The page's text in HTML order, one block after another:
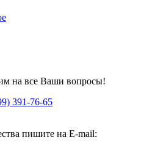
на все Ваши вопросы!
391-76-65
пишите на E-mail: